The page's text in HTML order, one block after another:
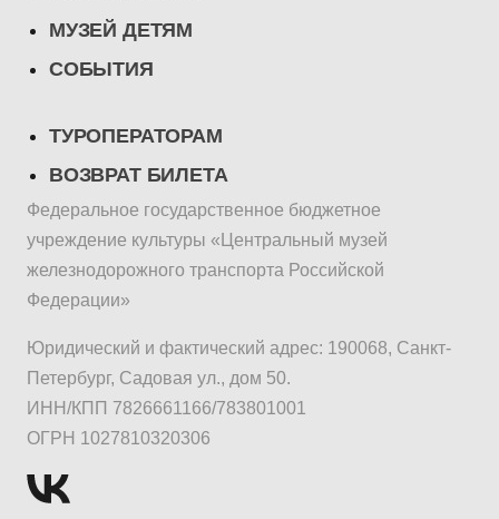
МУЗЕЙ ДЕТЯМ
СОБЫТИЯ
ТУРОПЕРАТОРАМ
ВОЗВРАТ БИЛЕТА
Федеральное государственное бюджетное
учреждение культуры «Центральный музей
железнодорожного транспорта Российской
Федерации»
Юридический и фактический адрес: 190068, Санкт-
Петербург, Садовая ул., дом 50.
ИНН/КПП 7826661166/783801001
ОГРН 1027810320306